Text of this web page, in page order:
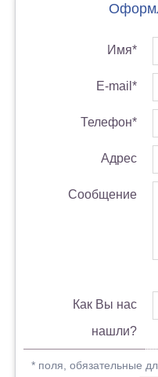
Имя*
E-mail*
Телефон*
Адрес
Сообщение
Как Вы нас
нашли?
* поля, обязательные